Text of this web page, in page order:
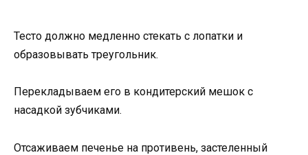
Тесто должно медленно стекать с лопатки и
образовывать треугольник.
Перекладываем его в кондитерский мешок с
насадкой зубчиками.
Отсаживаем печенье на противень, застеленный